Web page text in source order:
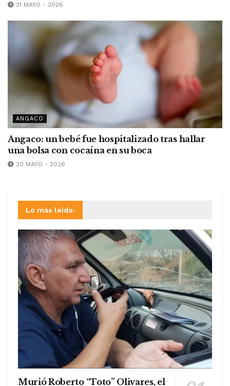
31 MAYO - 2026
ANGACO
Angaco: un bebé fue hospitalizado tras hallar
una bolsa con cocaína en su boca
30 MAYO - 2026
Lo más leído:
Murió Roberto “Toto” Olivares, el